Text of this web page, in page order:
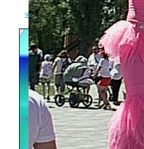
читать полностью